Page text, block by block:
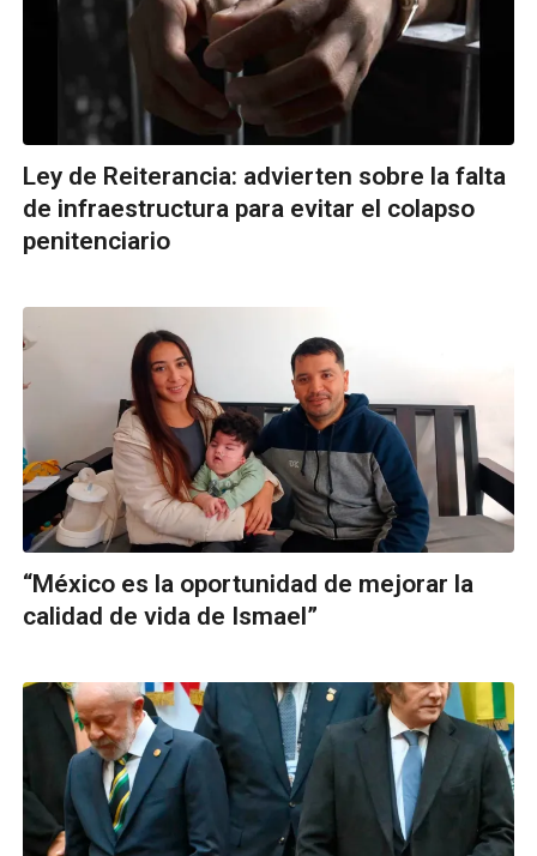
Ley de Reiterancia: advierten sobre la falta
de infraestructura para evitar el colapso
penitenciario
“México es la oportunidad de mejorar la
calidad de vida de Ismael”